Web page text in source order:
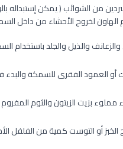
من الشوائب ( يمكن إستبداله
الهاون لخروج الأحشاء من داخل
والزعانف والذيل والجلد باستخدام
أو العمود الفقرى للسمكة
بزيت الزيتون والثوم المفروم
أو التوست كمية من الفلفل